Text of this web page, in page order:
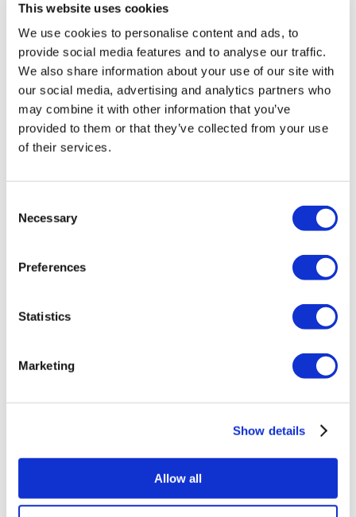
This website uses cookies
We use cookies to personalise content and ads, to
provide social media features and to analyse our traffic.
We also share information about your use of our site with
our social media, advertising and analytics partners who
may combine it with other information that you’ve
provided to them or that they’ve collected from your use
of their services.
Selection
Necessary
Preferences
Statistics
Marketing
Show details
Allow all
Über uns
Wie es Funktioniert
Vor-Op Leitfaden
Autoren & Gutachter
Flymedi Empfehlungsprogramm
Zahlungsplaene
Karrieren
FAQ
Blog
Datenschutz-Bestimmungen
Türkei Kliniken
Mexico Kliniken
Colombia Kliniken
Beliebte Behandlungen in Türkei